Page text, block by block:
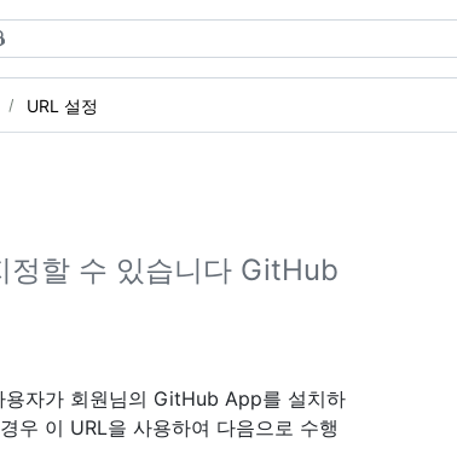
URL 설정
정할 수 있습니다 GitHub
자가 회원님의 GitHub App를 설치하
우 이 URL을 사용하여 다음으로 수행